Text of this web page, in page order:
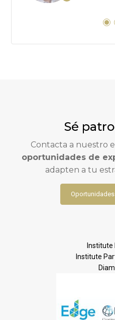
Sé
Contacta a nuestro
oportunidades de
adapten a tu
Institute
Institute